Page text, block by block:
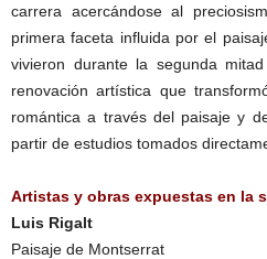
carrera acercándose al
primera faceta influida por el
vivieron durante la segunda
renovación artística que
romántica a través del paisaje y
partir de estudios tomados
Artistas y obras expuestas en la
Luis Rigalt
Paisaje de Montserrat